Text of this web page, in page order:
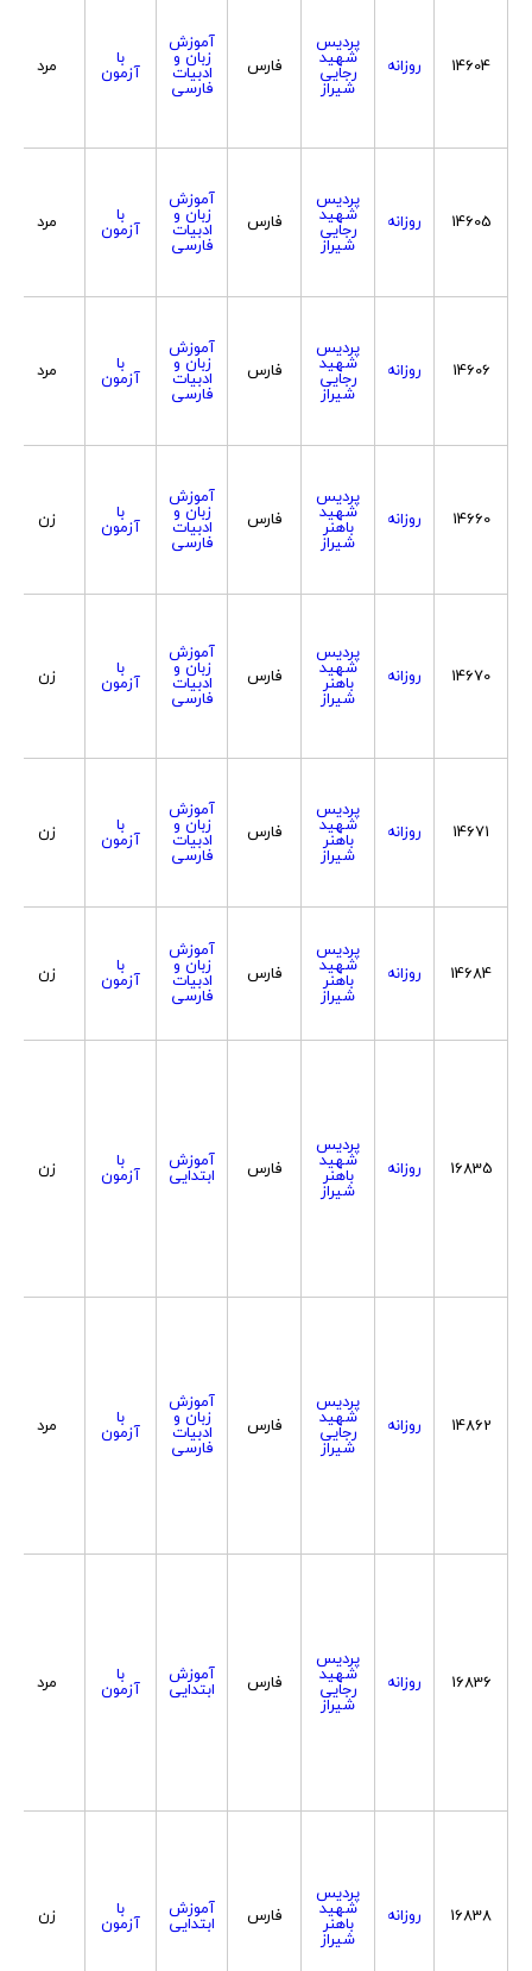
14604 روزانه
پردیس
شهید
رجایی
شیراز
فارس
آموزش
زبان و
ادبیات
فارسی
با
آزمون مرد
14605 روزانه
پردیس
شهید
رجایی
شیراز
فارس
آموزش
زبان و
ادبیات
فارسی
با
آزمون مرد
14606 روزانه
پردیس
شهید
رجایی
شیراز
فارس
آموزش
زبان و
ادبیات
فارسی
با
آزمون مرد
14660 روزانه
پردیس
شهید
باهنر
شیراز
فارس
آموزش
زبان و
ادبیات
فارسی
با
آزمون زن
14670 روزانه
پردیس
شهید
باهنر
شیراز
فارس
آموزش
زبان و
ادبیات
فارسی
با
آزمون زن
14671 روزانه
پردیس
شهید
باهنر
شیراز
فارس
آموزش
زبان و
ادبیات
فارسی
با
آزمون زن
14684 روزانه
پردیس
شهید
باهنر
شیراز
فارس
آموزش
زبان و
ادبیات
فارسی
با
آزمون زن
16835 روزانه
پردیس
شهید
باهنر
شیراز
فارس آموزش
ابتدایی
با
آزمون زن
14862 روزانه
پردیس
شهید
رجایی
شیراز
فارس
آموزش
زبان و
ادبیات
فارسی
با
آزمون مرد
16836 روزانه
پردیس
شهید
رجایی
شیراز
فارس آموزش
ابتدایی
با
آزمون مرد
16838 روزانه
پردیس
شهید
باهنر
شیراز
فارس آموزش
ابتدایی
با
آزمون زن